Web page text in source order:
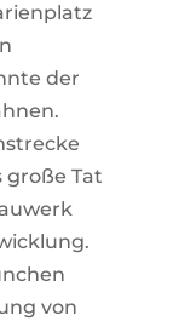
der
große Tat
von